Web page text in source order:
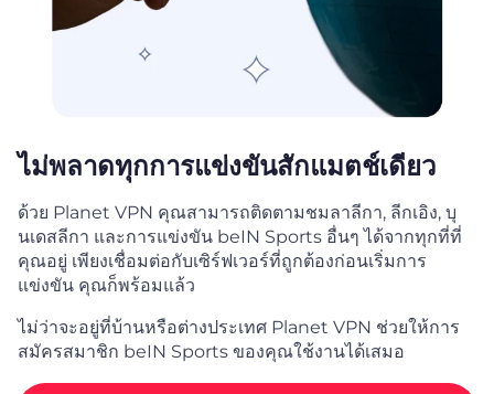
ไม่พลาดทุกการแข่งขันสักแมตช์เดียว
ด้วย Planet VPN คุณสามารถติดตามชมลาลีกา, ลีกเอิง, บุ
นเดสลีกา และการแข่งขัน beIN Sports อื่นๆ ได้จากทุกที่ที่
คุณอยู่ เพียงเชื่อมต่อกับเซิร์ฟเวอร์ที่ถูกต้องก่อนเริ่มการ
แข่งขัน คุณก็พร้อมแล้ว
ไม่ว่าจะอยู่ที่บ้านหรือต่างประเทศ Planet VPN ช่วยให้การ
สมัครสมาชิก beIN Sports ของคุณใช้งานได้เสมอ